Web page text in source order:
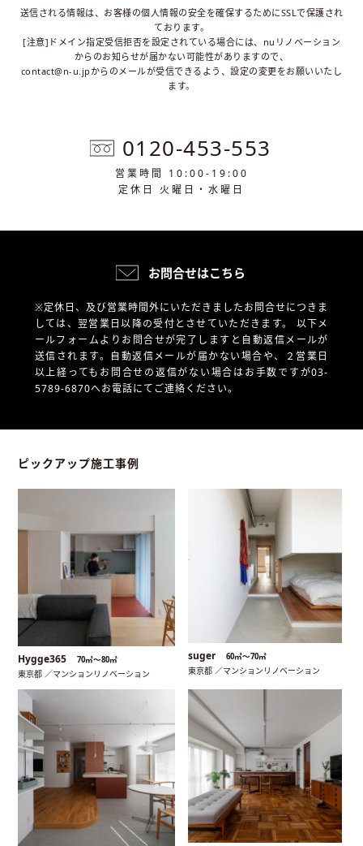
送信される情報は、お客様の個人情報の安全を確保するためにSSLで保護され
ております。
[注意]ドメイン指定受信拒否を設定されている場合には、nuリノベーション
からのお知らせが届かない可能性がありますので、
contact@n-u.jpからのメールが受信できるよう、設定の変更をお願いいたし
ます。
0120-453-553
営業時間 10:00-19:00
定休日 火曜日・水曜日
お問合せはこちら
※定休日、及び営業時間外にいただきましたお問合せにつきま
しては、翌営業日以降の受付とさせていただきます。 以下メ
ールフォームよりお問合せが完了しますと自動返信メールが
送信されます。自動返信メールが届かない場合や、
２営業日
以上経ってもお問合せの返信がない場合はお手数ですが03-
5789-6870へお電話にてご連絡ください。
ピックアップ施工事例
Hygge365 70㎡〜80㎡
東京都 ／マンションリノベーション
suger 60㎡〜70㎡
東京都 ／マンションリノベーション